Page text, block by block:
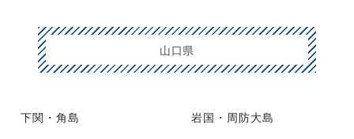
山口県
下関・角島 岩国・周防大島